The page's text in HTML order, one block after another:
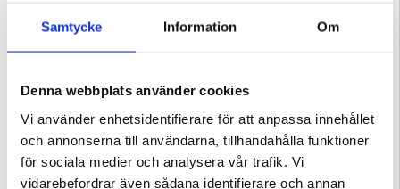
Samtycke Information Om
Denna webbplats använder cookies
Vi använder enhetsidentifierare för att anpassa innehållet
och annonserna till användarna, tillhandahålla funktioner
för sociala medier och analysera vår trafik. Vi
vidarebefordrar även sådana identifierare och annan
Ideala exempel på användning
- Professionella presentationer: Håll upp din Lenovo Idea Tab Plus på möten
- Lärande på distans: Gör anteckningar eller följ onlineföreläsningar med lätthet
utan att lägga till för mycket vikt.
- Vardaglig surfning och streaming: Njut av sömlös handsfree binge-tittande,
Detta fodral i läder passar både stil och substans och ser till att din Lenovo Idea
Tab Plus förblir säker, funktionell och modern. Med stötdämpande skydd, ett
integrerat pennfack och en pålitlig stativfunktion är det den mångsidiga
följeslagare som din surfplatta verkligen behöver. Dessutom är den
högkvalitativa konstruktionen utformad för att tåla dagligt slitage, vilket gör din